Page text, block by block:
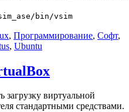
bin/vsim
, Программирование, Софт,
, Ubuntu
загрузку виртуальной
стандартными средствами.